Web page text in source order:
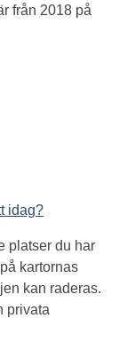
från 2018 på
idag?
platser du har
kartornas
kan raderas.
privata